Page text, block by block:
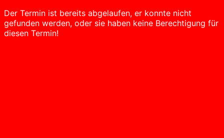
Der Termin ist bereits abgelaufen, er konnte nicht
gefunden werden, oder sie haben keine Berechtigung für
diesen Termin!